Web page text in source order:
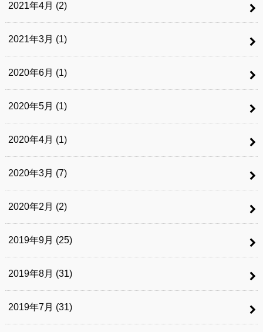
2021年4月 (2)
2021年3月 (1)
2020年6月 (1)
2020年5月 (1)
2020年4月 (1)
2020年3月 (7)
2020年2月 (2)
2019年9月 (25)
2019年8月 (31)
2019年7月 (31)